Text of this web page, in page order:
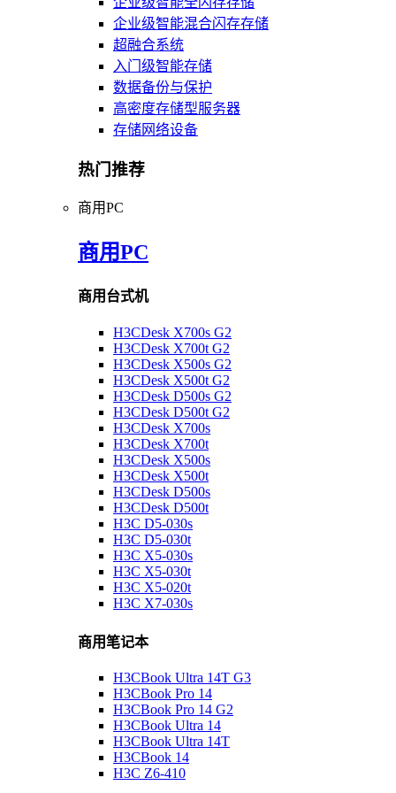
企业级智能混合闪存存储
超融合系统
入门级智能存储
数据备份与保护
高密度存储型服务器
存储网络设备
热门推荐
商用PC
商用PC
商用台式机
H3CDesk X700s G2
H3CDesk X700t G2
H3CDesk X500s G2
H3CDesk X500t G2
H3CDesk D500s G2
H3CDesk D500t G2
H3CDesk X700s
H3CDesk X700t
H3CDesk X500s
H3CDesk X500t
H3CDesk D500s
H3CDesk D500t
H3C D5-030s
H3C D5-030t
H3C X5-030s
H3C X5-030t
H3C X5-020t
H3C X7-030s
商用笔记本
H3CBook Ultra 14T G3
H3CBook Pro 14
H3CBook Pro 14 G2
H3CBook Ultra 14
H3CBook Ultra 14T
H3CBook 14
H3C Z6-410